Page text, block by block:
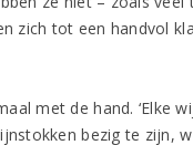
zich tot een handvol
met de hand. ‘Elke
bezig te zijn,